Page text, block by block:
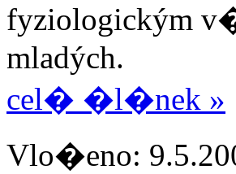
fyziologickým
mladých.
cel� �l�nek »
Vlo�eno: